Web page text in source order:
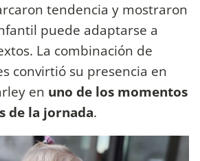
tendencia y mostraron
puede adaptarse a
La combinación de
convirtió su presencia en
en uno de los momentos
de la jornada.